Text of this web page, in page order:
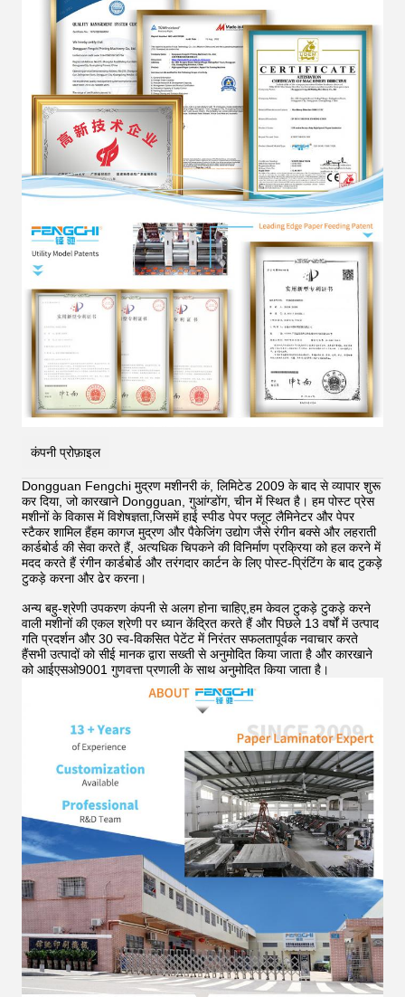
कंपनी प्रोफ़ाइल
Dongguan Fengchi मुद्रण मशीनरी कं, लिमिटेड 2009 के बाद से व्यापार शुरू
कर दिया, जो कारखाने Dongguan, गुआंग्डोंग, चीन में स्थित है। हम पोस्ट प्रेस
मशीनों के विकास में विशेषज्ञता,जिसमें हाई स्पीड पेपर फ्लूट लैमिनेटर और पेपर
स्टैकर शामिल हैंहम कागज मुद्रण और पैकेजिंग उद्योग जैसे रंगीन बक्से और लहराती
कार्डबोर्ड की सेवा करते हैं, अत्यधिक चिपकने की विनिर्माण प्रक्रिया को हल करने में
मदद करते हैं रंगीन कार्डबोर्ड और तरंगदार कार्टन के लिए पोस्ट-प्रिंटिंग के बाद टुकड़े
टुकड़े करना और ढेर करना।
अन्य बहु-श्रेणी उपकरण कंपनी से अलग होना चाहिए,हम केवल टुकड़े टुकड़े करने
वाली मशीनों की एकल श्रेणी पर ध्यान केंद्रित करते हैं और पिछले 13 वर्षों में उत्पाद
गति प्रदर्शन और 30 स्व-विकसित पेटेंट में निरंतर सफलतापूर्वक नवाचार करते
हैंसभी उत्पादों को सीई मानक द्वारा सख्ती से अनुमोदित किया जाता है और कारखाने
को आईएसओ9001 गुणवत्ता प्रणाली के साथ अनुमोदित किया जाता है।